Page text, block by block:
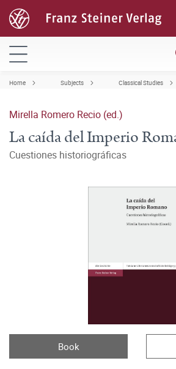
Home Subjects Classical Studies
Mirella Romero Recio (ed.)
La caída del Imperio
Cuestiones historiográficas
Book